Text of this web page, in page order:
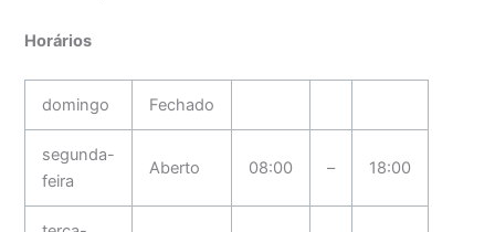
Horários
domingo Fechado
segunda-
feira
Aberto 08:00 – 18:00